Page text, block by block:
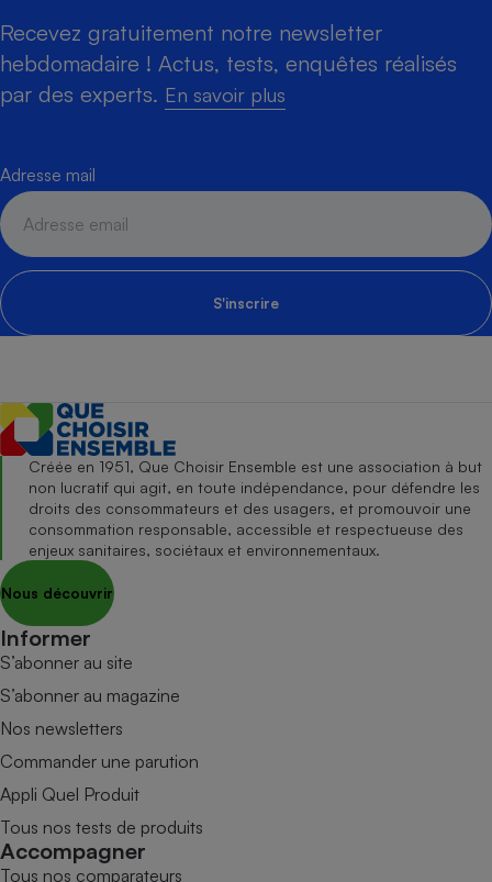
Recevez gratuitement notre newsletter
hebdomadaire ! Actus, tests, enquêtes réalisés
par des experts. En savoir plus
Adresse mail
S'inscrire
Créée en 1951, Que Choisir Ensemble est une association à but
non lucratif qui agit, en toute indépendance, pour défendre les
droits des consommateurs et des usagers, et promouvoir une
consommation responsable, accessible et respectueuse des
enjeux sanitaires, sociétaux et environnementaux.
Nous découvrir
Informer
S’abonner au site
S’abonner au magazine
Nos newsletters
Commander une parution
Appli Quel Produit
Tous nos tests de produits
Accompagner
Tous nos comparateurs